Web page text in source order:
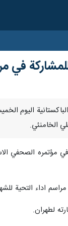
في
الخارجية
الخامنئي.
في مؤتمره
اداء التحية
لطهران.